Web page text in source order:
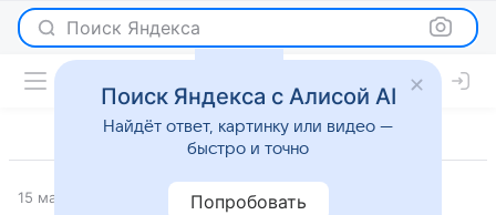
Поиск Яндекса
15 марта 2024 Светская жизнь
Поиск Яндекса с Алисой AI
Найдёт ответ, картинку или видео —
быстро и точно
Попробовать